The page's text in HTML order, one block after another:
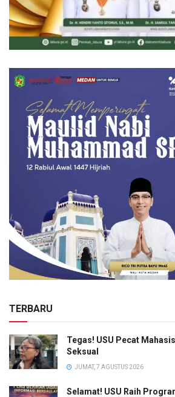
TERBARU
Tegas! USU Pecat
Seksual
JUMAT, 7 AGUSTUS 2026
Selamat! USU Raih